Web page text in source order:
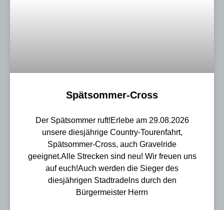
Spätsommer-Cross
Der Spätsommer ruft!Erlebe am 29.08.2026
unsere diesjährige Country-Tourenfahrt,
Spätsommer-Cross, auch Gravelride
geeignet.Alle Strecken sind neu! Wir freuen uns
auf euch!Auch werden die Sieger des
diesjährigen Stadtradelns durch den
Bürgermeister Herrn